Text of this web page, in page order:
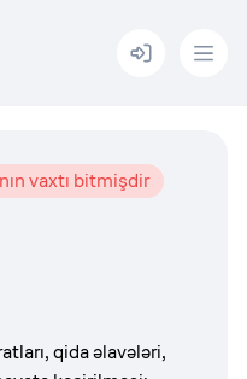
Menu
vaxtı bitmişdir
qida əlavələri,